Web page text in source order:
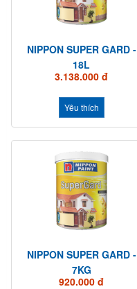
NIPPON SUPER GARD -
18L
3.138.000 đ
Yêu thích
NIPPON SUPER GARD -
7KG
920.000 đ